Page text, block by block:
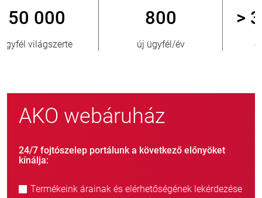
800
új ügyfél/év
> 3 500 000
eladott egység
AKO webáruház
24/7 fojtószelep portálunk a következő előnyöket
kínálja:
Termékeink árainak és elérhetőségének lekérdezése